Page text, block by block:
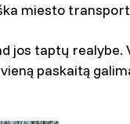
miesto
jos taptų realybe.
paskaitą